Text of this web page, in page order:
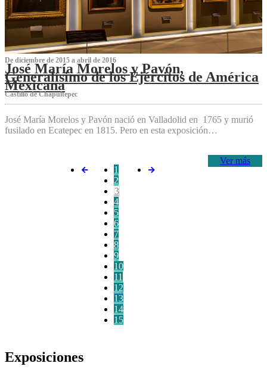
De diciembre de 2015 a abril de 2016
José María Morelos y Pavón,
Generalísimo de los Ejércitos de América
Mexicana
C‌astillo de Chapultepec
José María Morelos y Pavón nació en Valladolid en 1765 y murió
fusilado en Ecatepec en 1815. Pero en esta exposición…
Ver más
1
2
3
4
5
6
7
8
9
10
11
12
13
14
15
Exposiciones